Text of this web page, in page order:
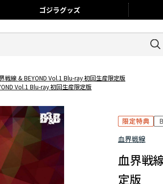
ゴジラグッズ
戦線 & BEYOND Vol.1 Blu-ray 初回生産限定版
Vol.1 Blu-ray 初回生産限定版
血界戦線
血界戦
定版